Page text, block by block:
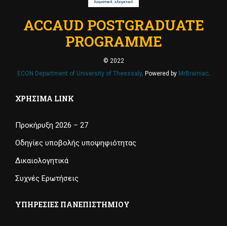
ACCAUD POSTGRADUATE
PROGRAMME
© 2022
ECON Department of University of Thesssaly. Powered by MrBrainiac.
ΧΡΉΣΙΜΑ LINK
Προκήρυξη 2026 – 27
Οδηγίες υποβολής υποψηφιότητας
Δικαιολογητικά
Συχνές Ερωτήσεις
ΥΠΗΡΕΣΊΕΣ ΠΑΝΕΠΙΣΤΗΜΊΟΥ